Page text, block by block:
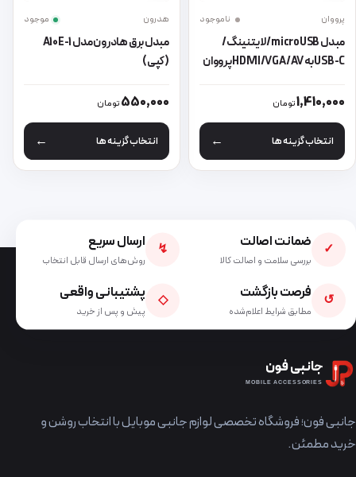
پرووان ناموجود
مبدل microUSB/ لایتنینگ/
USB-C به HDMI/VGA/AV پرووان
1,410,000تومان
انتخاب گزینه ها
این محصول دارای انواع مختلفی می باشد. گزینه ها ممکن است در
هدرون موجود
مبدل برق هادرون مدل A10E-1
(کپی)
550,000تومان
انتخاب گزینه ها
این محصول دارای انواع مختلفی
✓ ضمانت اصالت
بررسی سلامت و اصالت کالا
↯ ارسال سریع
روش‌های ارسال قابل انتخاب
↺ فرصت بازگشت
مطابق شرایط اعلام‌شده
◇ پشتیبانی واقعی
پیش و پس از خرید
جانبی فون
MOBILE ACCESSORIES
جانبی فون؛ فروشگاه تخصصی لوازم جانبی موبایل با انتخاب روشن و
خرید مطمئن.